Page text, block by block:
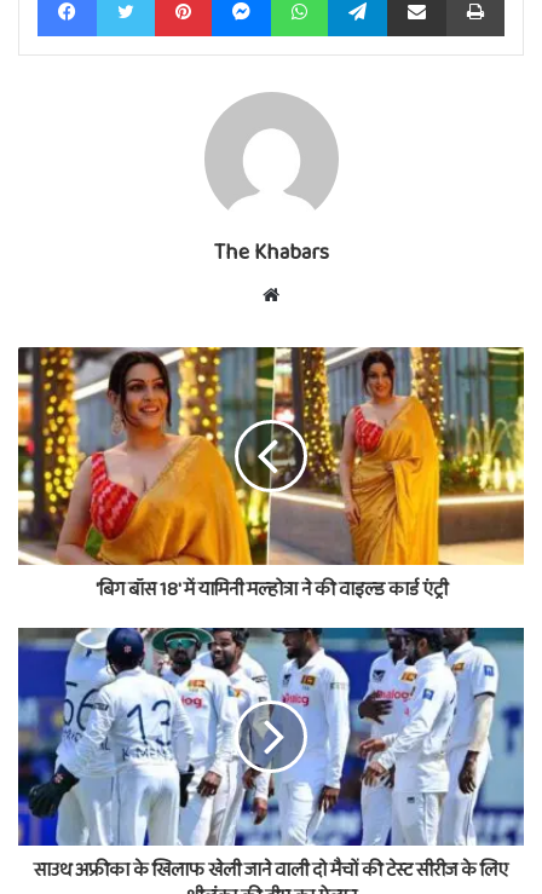
The Khabars
Website
'बिग बॉस 18' में यामिनी मल्होत्रा ने की वाइल्ड कार्ड एंट्री
साउथ अफ्रीका के खिलाफ खेली जाने वाली दो मैचों की टेस्ट सीरीज के लिए